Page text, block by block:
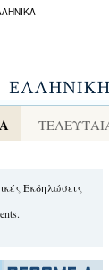
Εκδηλώσεις